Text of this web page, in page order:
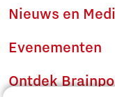
Nieuws en
Evenementen
Ontdek